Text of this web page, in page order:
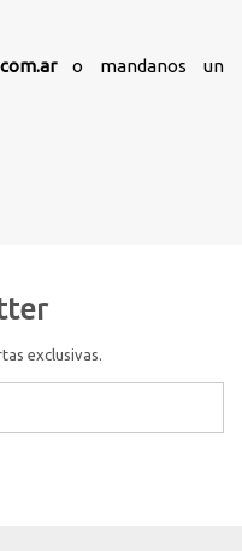
o mandanos un
exclusivas.